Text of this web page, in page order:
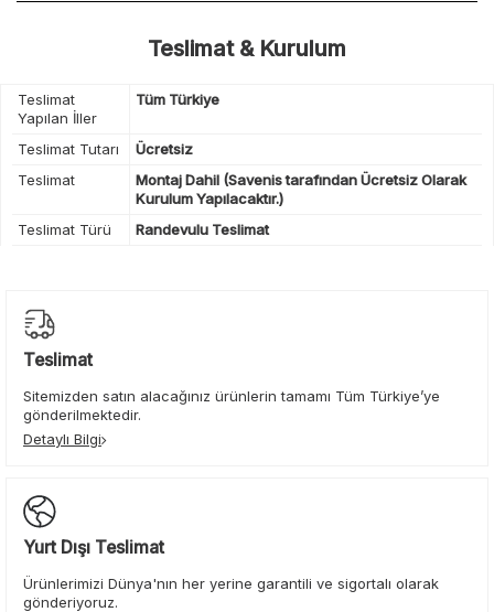
Teslimat & Kurulum
Teslimat
Yapılan İller
Tüm Türkiye
Teslimat Tutarı
Ücretsiz
Teslimat
Montaj Dahil (Savenis tarafından Ücretsiz Olarak
Kurulum Yapılacaktır.)
Teslimat Türü
Randevulu Teslimat
Teslimat
Sitemizden satın alacağınız ürünlerin tamamı Tüm Türkiye’ye
gönderilmektedir.
Detaylı Bilgi
Yurt Dışı Teslimat
Ürünlerimizi Dünya'nın her yerine garantili ve sigortalı olarak
gönderiyoruz.